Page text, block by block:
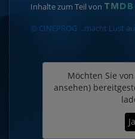
Inhalte zum Teil von
© CINEPROG ...macht Lust
Möchten Sie von
ansehen)
Ja